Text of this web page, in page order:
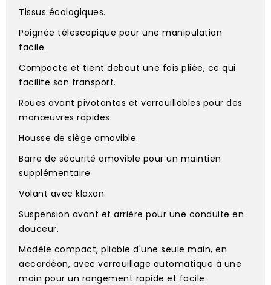
Tissus écologiques.
Poignée télescopique pour une manipulation
facile.
Compacte et tient debout une fois pliée, ce qui
facilite son transport.
Roues avant pivotantes et verrouillables pour des
manœuvres rapides.
Housse de siège amovible.
Barre de sécurité amovible pour un maintien
supplémentaire.
Volant avec klaxon.
Suspension avant et arrière pour une conduite en
douceur.
Modèle compact, pliable d'une seule main, en
accordéon, avec verrouillage automatique à une
main pour un rangement rapide et facile.